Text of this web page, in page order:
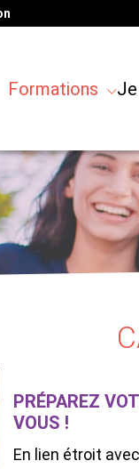
Formations Je
PRÉPAREZ
VOUS !
En lien étroit